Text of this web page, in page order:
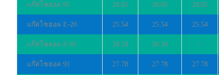
แก๊สโซฮอล 95 28.05 28.05 28.05
แก๊สโซฮอล E-20 25.54 25.54 25.54
แก๊สโซฮอล E-85 20.34 20.34 –
แก๊สโซฮอล 91 27.78 27.78 27.78